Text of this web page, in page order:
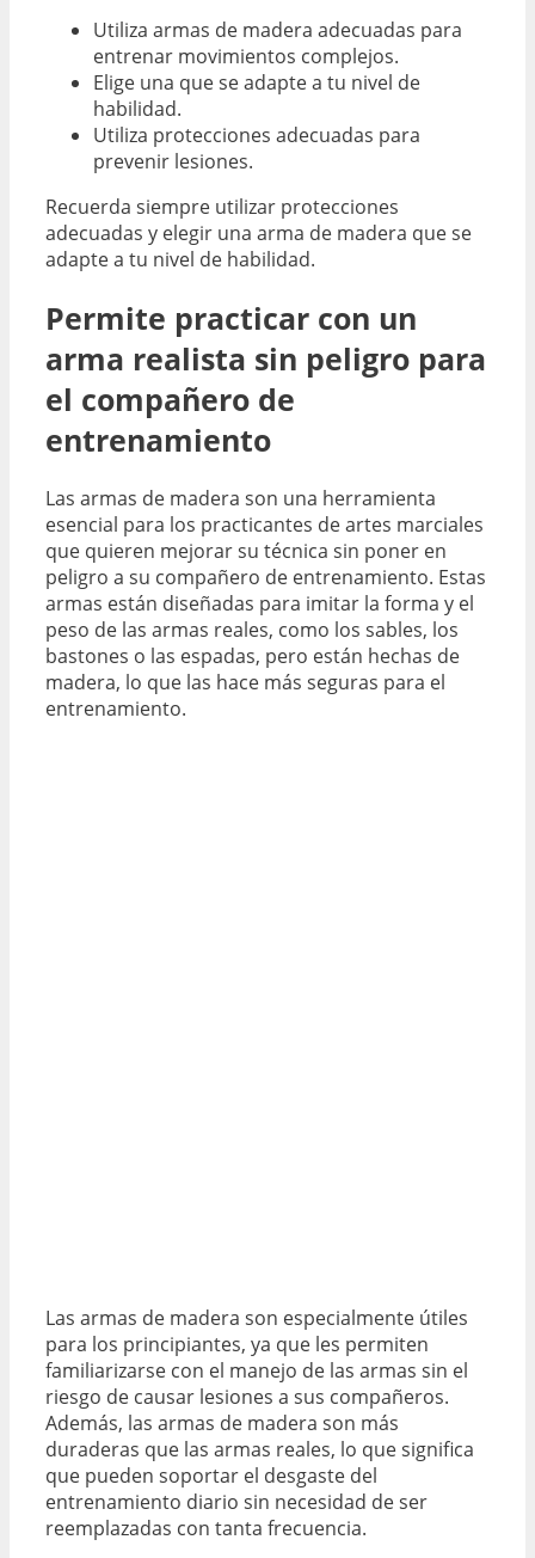
Utiliza armas de madera adecuadas para
entrenar movimientos complejos.
Elige una que se adapte a tu nivel de
habilidad.
Utiliza protecciones adecuadas para
prevenir lesiones.
Recuerda siempre utilizar protecciones
adecuadas y elegir una arma de madera que se
adapte a tu nivel de habilidad.
Permite practicar con un
arma realista sin peligro para
el compañero de
entrenamiento
Las armas de madera son una herramienta
esencial para los practicantes de artes marciales
que quieren mejorar su técnica sin poner en
peligro a su compañero de entrenamiento. Estas
armas están diseñadas para imitar la forma y el
peso de las armas reales, como los sables, los
bastones o las espadas, pero están hechas de
madera, lo que las hace más seguras para el
entrenamiento.
Las armas de madera son especialmente útiles
para los principiantes, ya que les permiten
familiarizarse con el manejo de las armas sin el
riesgo de causar lesiones a sus compañeros.
Además, las armas de madera son más
duraderas que las armas reales, lo que significa
que pueden soportar el desgaste del
entrenamiento diario sin necesidad de ser
reemplazadas con tanta frecuencia.